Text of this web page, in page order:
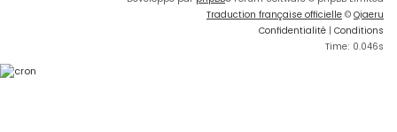
Traduction française officielle © Qiaeru
Confidentialité | Conditions
Time: 0.046s